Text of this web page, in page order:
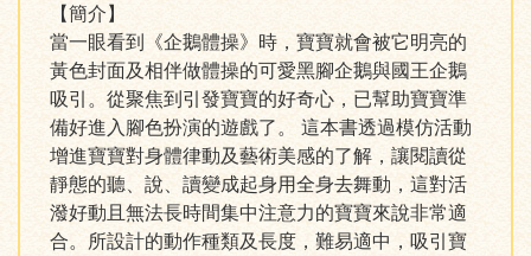
【簡介】
當一眼看到《企鵝體操》時，寶寶就會被它明亮的
黃色封面及相伴做體操的可愛黑腳企鵝與國王企鵝
吸引。從聚焦到引發寶寶的好奇心，已幫助寶寶準
備好進入腳色扮演的遊戲了。 這本書透過模仿活動
增進寶寶對身體律動及藝術美感的了解，讓閱讀從
靜態的聽、說、讀變成起身用全身去舞動，這對活
潑好動且無法長時間集中注意力的寶寶來說非常適
合。所設計的動作種類及長度，難易適中，吸引寶